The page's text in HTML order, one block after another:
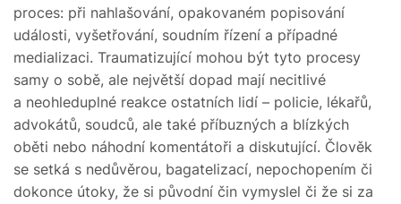
proces: při nahlašování, opakovaném popisování
události, vyšetřování, soudním řízení a případné
medializaci. Traumatizující mohou být tyto procesy
samy o sobě, ale největší dopad mají necitlivé
a neohleduplné reakce ostatních lidí – policie, lékařů,
advokátů, soudců, ale také příbuzných a blízkých
oběti nebo náhodní komentátoři a diskutující. Člověk
se setká s nedůvěrou, bagatelizací, nepochopením či
dokonce útoky, že si původní čin vymyslel či že si za